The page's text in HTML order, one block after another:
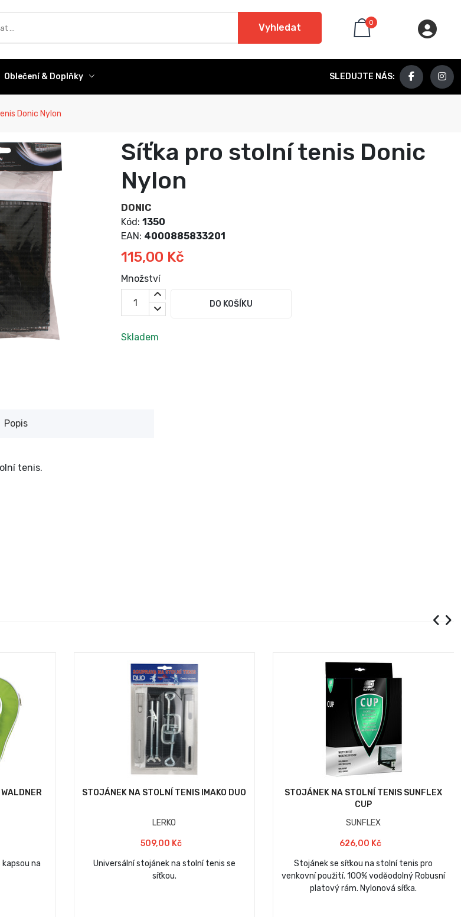
Vyhledat 0
Oblečení & Doplňky SLEDUJTE NÁS:
Donic Nylon
Síťka pro stolní tenis Donic
Nylon
DONIC
Kód: 1350
EAN: 4000885833201
115,00 Kč
Množství
DO KOŠÍKU
Skladem
Popis
tenis.
na
STOJÁNEK NA STOLNÍ TENIS IMAKO DUO
LERKO
509,00 Kč
Universální stojánek na stolní tenis se
síťkou.
STOJÁNEK NA STOLNÍ TENIS SUNFLEX
CUP
SUNFLEX
626,00 Kč
Stojánek se síťkou na stolní tenis pro
venkovní použití. 100% voděodolný Robusní
platový rám. Nylonová síťka.